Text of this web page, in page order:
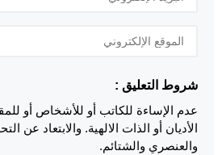
شروط التعليق :
عدم الإساءة للكاتب أو للأشخاص أو
الأديان أو الذات الالهية. والابتعاد عن
والعنصري والشتائم.